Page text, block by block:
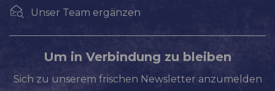
Unser Team ergänzen
Um in Verbindung zu bleiben
Sich zu unserem frischen Newsletter anzumelden